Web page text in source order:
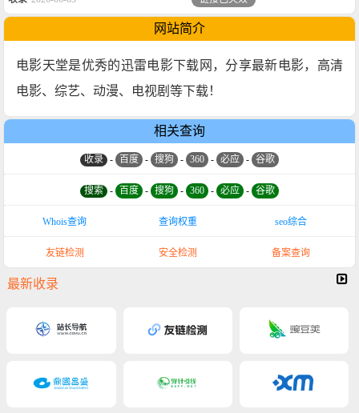
网站简介
电影天堂是优秀的迅雷电影下载网，分享最新电影，高清
电影、综艺、动漫、电视剧等下载！
相关查询
收录 - 百度 - 搜狗 - 360 - 必应 - 谷歌
搜索 - 百度 - 搜狗 - 360 - 必应 - 谷歌
Whois查询 查询权重 seo综合
友链检测 安全检测 备案查询
最新收录